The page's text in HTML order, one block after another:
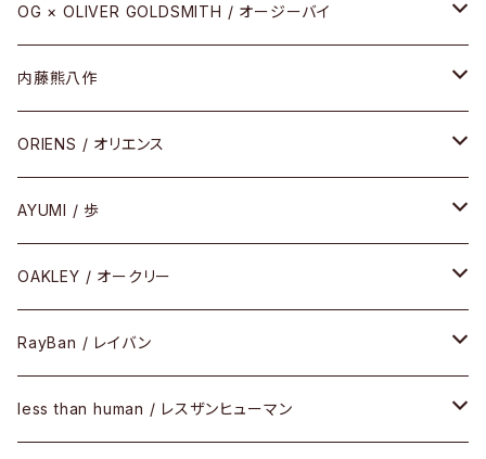
REVIVAL EDITION
HEAVY EDITION
COMBI （コンビシリーズ）
PREMIUM（プレミアムシリーズ）
PLASTIC（プラスティックシリーズ）
SIRMONT（サーモントシリーズ）
SUNSHIFT
メタル
セル
コンビ
OG × OLIVER GOLDSMITH / オージーバイ
メタル
セル
コンビ
内藤熊八作
セル
メタル
コンビ
ORIENS / オリエンス
セルフレーム
メタルフレーム
その他
AYUMI / 歩
セルフレーム
OAKLEY / オークリー
メガネフレーム
サングラス
RayBan / レイバン
メガネフレーム
less than human / レスザンヒューマン